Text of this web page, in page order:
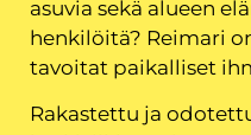
asuvia sekä alueen
henkilöitä? Reimari
tavoitat paikalliset
Rakastettu ja